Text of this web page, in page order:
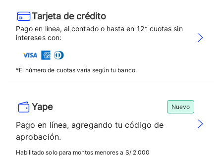
Tarjeta de crédito
Pago en línea, al contado o hasta en 12* cuotas sin
intereses con:
*El número de cuotas varia según tu banco.
Yape Nuevo
Pago en línea, agregando tu código de
aprobación.
Habilitado solo para montos menores a S/ 2,000